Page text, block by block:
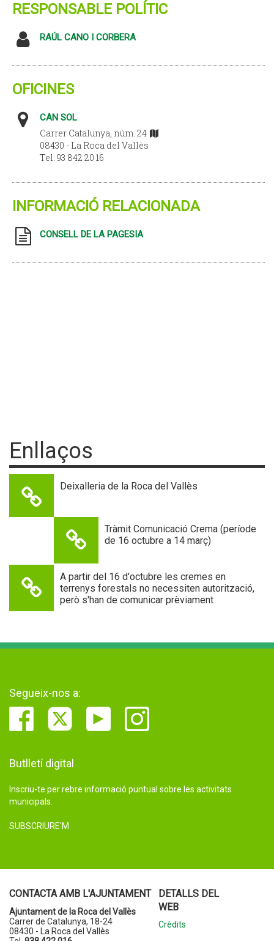
RESPONSABLE POLÍTIC
RAÚL CANO I CORBERA
OFICINES
CAN SOL
Carrer Catalunya, núm. 24
08430 - La Roca del Vallès
Tel. 93 842 20 16
INFORMACIÓ RELACIONADA
CONSELL DE LA PAGESIA
Enllaços
Deixalleria de la Roca del Vallès
Tràmit Comunicació Crema (període
de 16 octubre a 14 març)
A partir del 16 d'octubre les cremes en
terrenys forestals no necessiten autorització,
però s'han de comunicar prèviament
Segueix-nos a:
Butlletí digital
Inscriu-te per rebre informació puntual sobre les activitats
municipals.
SUBSCRIURE'M
CONTACTA AMB L'AJUNTAMENT
Ajuntament de la Roca del Vallès
Carrer de Catalunya, 18-24
08430 - La Roca del Vallès
DETALLS DEL
WEB
Crèdits